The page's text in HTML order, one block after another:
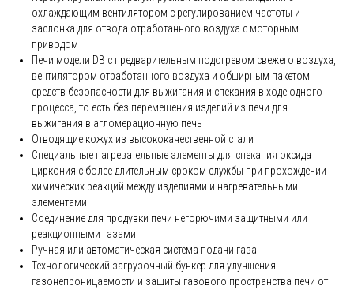
охлаждающим вентилятором с регулированием частоты и
заслонка для отвода отработанного воздуха с моторным
приводом
Печи модели DB с предварительным подогревом свежего воздуха,
вентилятором отработанного воздуха и обширным пакетом
средств безопасности для выжигания и спекания в ходе одного
процесса, то есть без перемещения изделий из печи для
выжигания в агломерационную печь
Отводящие кожух из высококачественной стали
Специальные нагревательные элементы для спекания оксида
циркония с более длительным сроком службы при прохождении
химических реакций между изделиями и нагревательными
элементами
Соединение для продувки печи негорючими защитными или
реакционными газами
Ручная или автоматическая система подачи газа
Технологический загрузочный бункер для улучшения
газонепроницаемости и защиты газового пространства печи от